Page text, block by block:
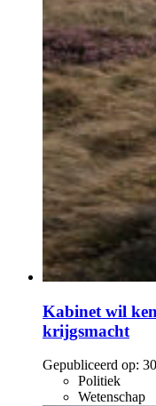
Kabinet wil
krijgsmacht
Gepubliceerd op:
Politiek
Wetenschap